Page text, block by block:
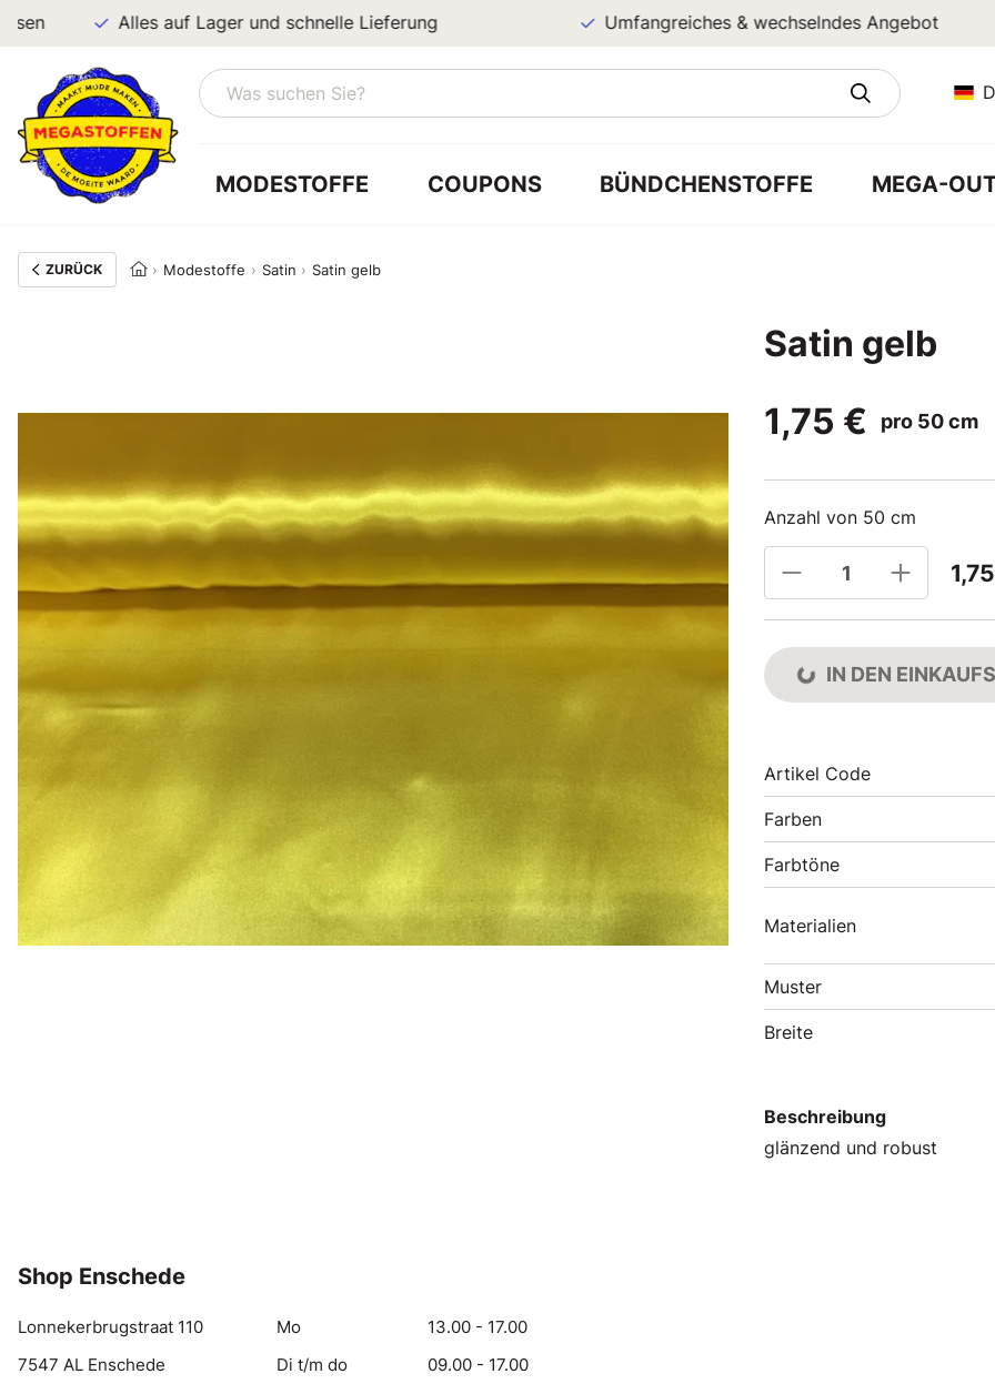
Alles auf Lager und schnelle Lieferung Umfangreiches & wechselndes Angebot
MODESTOFFE COUPONS BÜNDCHENSTOFFE MEGA-
ZURÜCK Modestoffe Satin Satin gelb
Satin gelb
1,75 €
pro 50 cm
Anzahl von 50 cm
IN DEN
Artikel Code
Farben
Farbtöne
Materialien
Muster
Breite
Beschreibung
glänzend und robust
Shop Enschede
Lonnekerbrugstraat 110
7547 AL Enschede
Mo
13.00 - 17.00
Di t/m do
09.00 - 17.00